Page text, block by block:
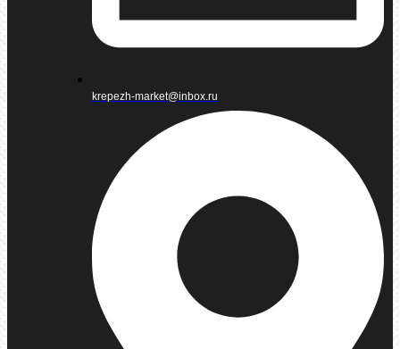
krepezh-market@inbox.ru